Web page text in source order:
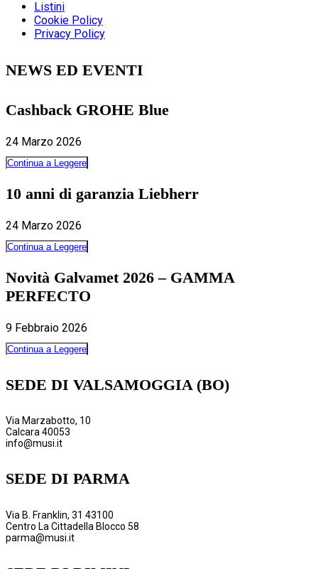
Listini
Cookie Policy
Privacy Policy
NEWS ED EVENTI
Cashback GROHE Blue
24 Marzo 2026
Continua a Leggere
10 anni di garanzia Liebherr
24 Marzo 2026
Continua a Leggere
Novità Galvamet 2026 – GAMMA
PERFECTO
9 Febbraio 2026
Continua a Leggere
SEDE DI VALSAMOGGIA (BO)
Via Marzabotto, 10
Calcara 40053
info@musi.it
SEDE DI PARMA
Via B. Franklin, 31 43100
Centro La Cittadella Blocco 58
parma@musi.it